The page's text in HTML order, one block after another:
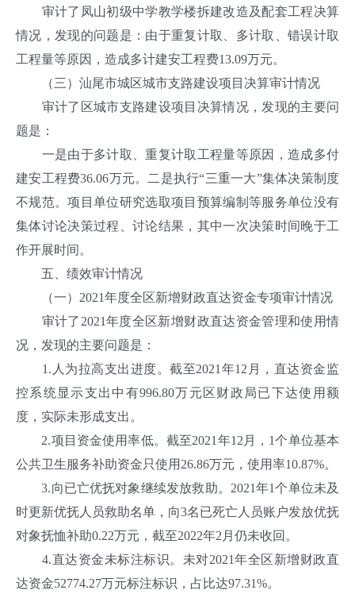
审计了凤山初级中学教学楼拆建改造及配套工程决算
情况，发现的问题是：由于重复计取、多计取、错误计取
工程量等原因，造成多计建安工程费13.09万元。
（三）汕尾市城区城市支路建设项目决算审计情况
审计了区城市支路建设项目决算情况，发现的主要问
题是：
一是由于多计取、重复计取工程量等原因，造成多付
建安工程费36.06万元。二是执行“三重一大”集体决策制度
不规范。项目单位研究选取项目预算编制等服务单位没有
集体讨论决策过程、讨论结果，其中一次决策时间晚于工
作开展时间。
五、绩效审计情况
（一）2021年度全区新增财政直达资金专项审计情况
审计了2021年度全区新增财政直达资金管理和使用情
况，发现的主要问题是：
1.人为拉高支出进度。截至2021年12月，直达资金监
控系统显示支出中有996.80万元区财政局已下达使用额
度，实际未形成支出。
2.项目资金使用率低。截至2021年12月，1个单位基本
公共卫生服务补助资金只使用26.86万元，使用率10.87%。
3.向已亡优抚对象继续发放救助。2021年1个单位未及
时更新优抚人员救助名单，向3名已死亡人员账户发放优抚
对象抚恤补助0.22万元，截至2022年2月仍未收回。
4.直达资金未标注标识。未对2021年全区新增财政直
达资金52774.27万元标注标识，占比达97.31%。